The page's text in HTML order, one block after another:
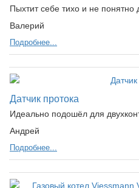
Пыхтит себе тихо и не понятно
Валерий
Подробнее...
Датчик протока
Идеально подошёл для
Андрей
Подробнее...